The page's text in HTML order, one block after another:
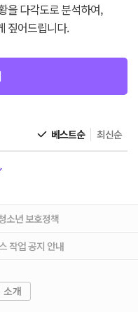
을 다각도로 분석하여,
짚어드립니다.
베스트순 최신순
소년 보호정책
작업 공지 안내
소개